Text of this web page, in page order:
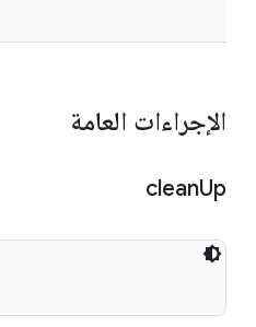
الإجراءات العامة
cleanUp